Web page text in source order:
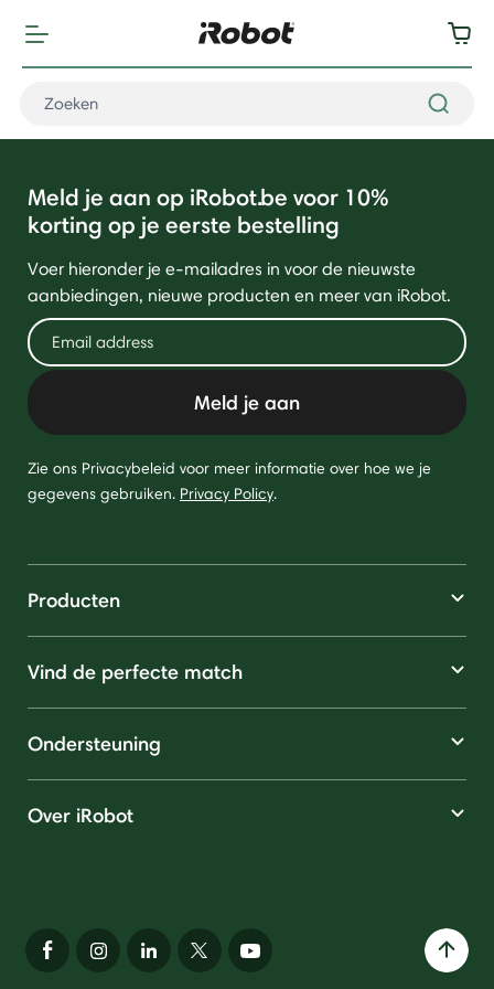
Meld je aan op iRobot.be voor 10%
korting op je eerste bestelling
Voer hieronder je e-mailadres in voor de nieuwste
aanbiedingen, nieuwe producten en meer van iRobot.
Meld je aan
Zie ons Privacybeleid voor meer informatie over hoe we je
gegevens gebruiken. Privacy Policy.
Producten
Vind de perfecte match
Ondersteuning
Over iRobot